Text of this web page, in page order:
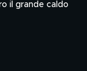
il grande caldo